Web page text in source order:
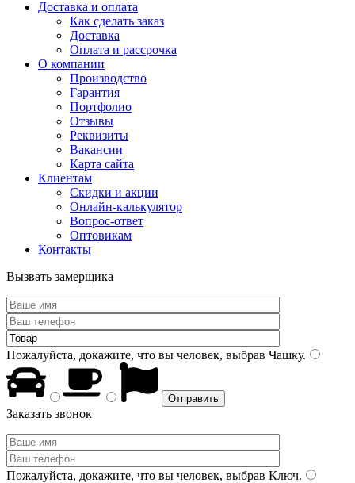
Доставка и оплата
Как сделать заказ
Доставка
Оплата и рассрочка
О компании
Производство
Гарантия
Портфолио
Отзывы
Реквизиты
Вакансии
Карта сайта
Клиентам
Скидки и акции
Онлайн-калькулятор
Вопрос-ответ
Оптовикам
Контакты
Вызвать замерщика
Пожалуйста, докажите, что вы человек, выбрав Чашку.
Заказать звонок
Пожалуйста, докажите, что вы человек, выбрав Ключ.